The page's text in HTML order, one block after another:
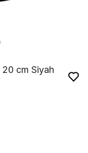
20 cm Siyah